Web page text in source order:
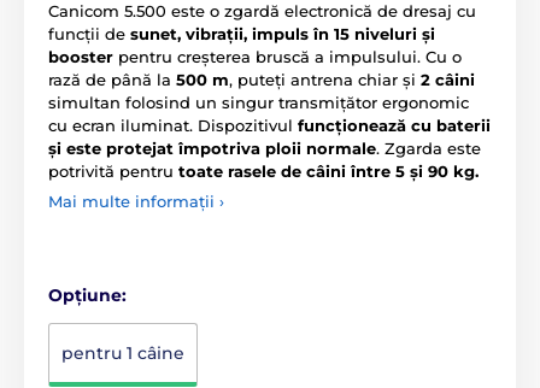
Canicom 5.500 este o zgardă electronică de dresaj cu
funcții de sunet, vibrații, impuls în 15 niveluri și
booster pentru creșterea bruscă a impulsului. Cu o
rază de până la 500 m, puteți antrena chiar și 2 câini
simultan folosind un singur transmițător ergonomic
cu ecran iluminat. Dispozitivul funcționează cu baterii
și este protejat împotriva ploii normale. Zgarda este
potrivită pentru toate rasele de câini între 5 și 90 kg.
Mai multe informații ›
Opțiune:
pentru 1 câine